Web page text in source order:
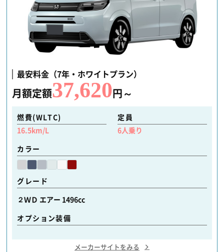
最安料金（7年・ホワイトプラン）
月額定額37,620 円～
燃費(WLTC)
16.5 km/L
定員
6人乗り
カラー
グレード
２ＷＤ エアー 1496cc
オプション装備
メーカーサイトをみる